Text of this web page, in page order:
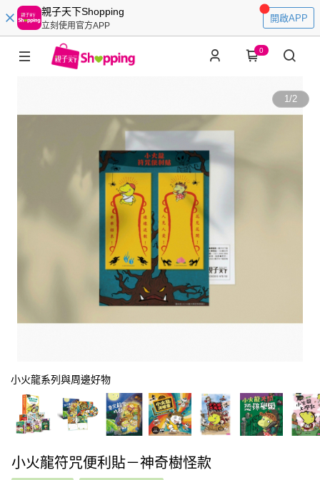
親子天下Shopping
立刻使用官方APP
開啟APP
0
1/2
小火龍系列與周邊好物
小火龍符咒便利貼－神奇樹怪款